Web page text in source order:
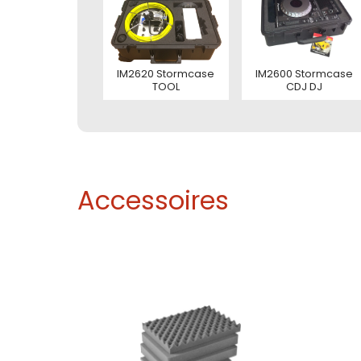
IM2620 Stormcase
TOOL
IM2600 Stormcase
CDJ DJ
Accessoires
Deze
E-